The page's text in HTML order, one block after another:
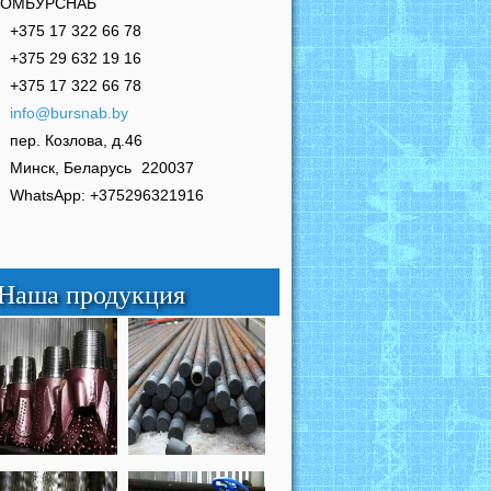
+375 17 322 66 78
+375 29 632 19 16
+375 17 322 66 78
info@bursnab.by
пер. Козлова, д.46
Минск, Беларусь 220037
WhatsApp: +375296321916
продукция